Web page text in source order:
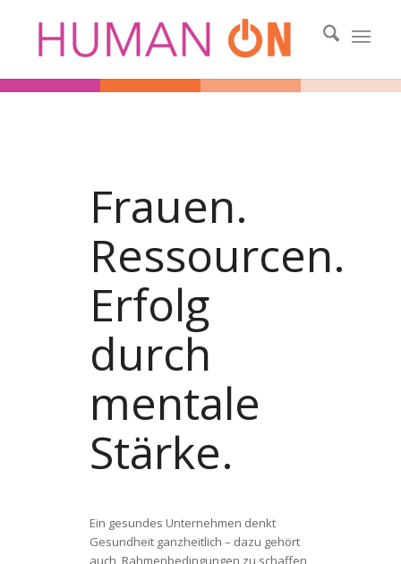
Frauen.
Ressourcen.
Erfolg
durch
mentale
Stärke.
Ein gesundes Unternehmen denkt
Gesundheit ganzheitlich – dazu gehört
auch, Rahmenbedingungen zu schaffen,